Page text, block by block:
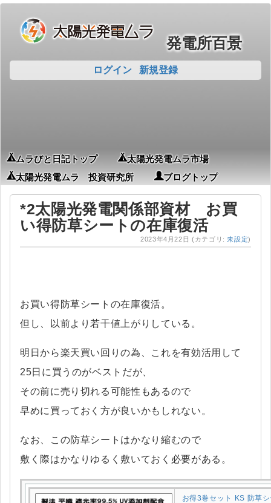
発電所百景
ログイン 新規登録
ムラびと日記トップ
太陽光発電ムラ市場
太陽光発電ムラ 投資研究所
ブログトップ
*2太陽光発電関係部資材 お買
い得防草シートの在庫復活
2023年4月22日 (カテゴリ:未設定)
お買い得防草シートの在庫復活。
但し、以前より若干値上がりしている。
明日から楽天買い回りの為、これを有効活用して
25日に買うのがベストだが、
その前に売り切れる可能性もあるので
早めに買っておく方が良いかもしれない。
なお、この防草シートはかなり縮むので
敷く際はかなりゆるく敷いておく必要がある。
お得3巻セット KS 防草